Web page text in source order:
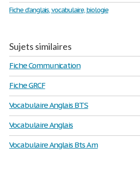
Fiche d’anglais, vocabulaire, biologie
Sujets similaires
Fiche Communication
Fiche GRCF
Vocabulaire Anglais BTS
Vocabulaire Anglais
Vocabulaire Anglais Bts Am